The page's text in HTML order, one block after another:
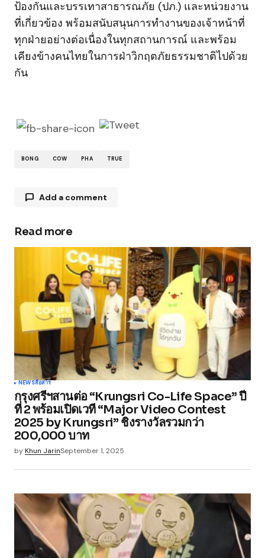
ป้องกันและบรรเทาสาธารณภัย (ปภ.) และหน่วยงาน
ที่เกี่ยวข้อง พร้อมสนับสนุนการทำงานของเจ้าหน้าที่
ทุกฝ่ายอย่างต่อเนื่องในทุกสถานการณ์ และพร้อม
เคียงข้างคนไทยในการฝ่าวิกฤตภัยธรรมชาติไปด้วย
กัน
BONG COW PHA TRUE
Add a comment
Your email address will not be published.
Required fields are marked*
Comment*
Your Name*
Your E-mail*
Save my name, email, and website in this
browser for the next time I comment.
Read more
NEWSสื่อสาร
กรุงศรีฯสานต่อ “Krungsri Co-Life Space” ปี
ที่ 2 พร้อมเปิดเวที “Major Video Contest
2025 by Krungsri” ชิงรางวัลรวมกว่า
200,000 บาท
byKhun JarinSeptember 1, 2025